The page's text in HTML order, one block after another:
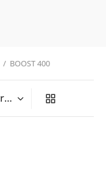
/ BOOST 400